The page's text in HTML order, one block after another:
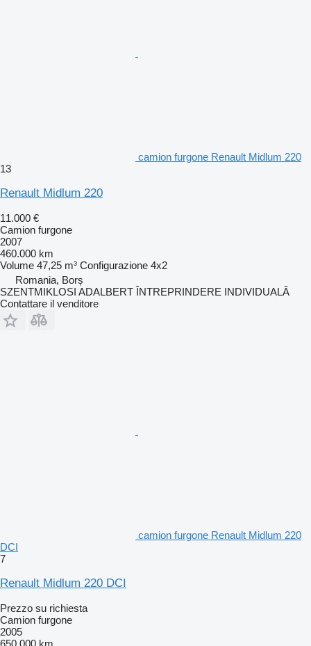
camion furgone Renault Midlum 220
13
Renault Midlum 220
11.000 €
Camion furgone
2007
460.000 km
Volume 47,25 m³ Configurazione 4x2
Romania, Borș
SZENTMIKLOSI ADALBERT ÎNTREPRINDERE INDIVIDUALĂ
Contattare il venditore
camion furgone Renault Midlum 220
DCI
7
Renault Midlum 220 DCI
Prezzo su richiesta
Camion furgone
2005
650.000 km